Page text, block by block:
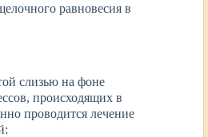
равновесия в
слизью на фоне
происходящих в
проводится лечение